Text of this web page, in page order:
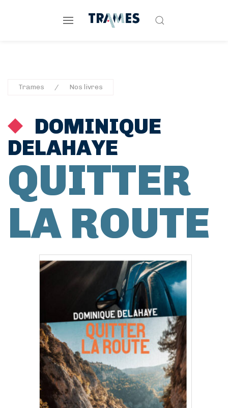
Trames Nos livres
DOMINIQUE
DELAHAYE
QUITTER
LA ROUTE